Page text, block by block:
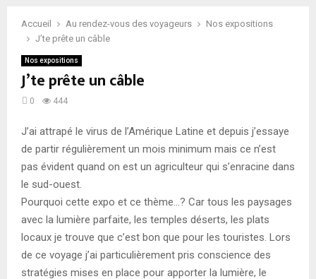
Accueil Au rendez-vous des voyageurs
Nos expositions
J’te prête un câble
Nos expositions
J’te prête un câble
0 444
J’ai attrapé le virus de l’Amérique Latine et depuis j’essaye
de partir régulièrement un mois minimum mais ce n’est
pas évident quand on est un agriculteur qui s’enracine dans
le sud-ouest.
Pourquoi cette expo et ce thème…? Car tous les paysages
avec la lumière parfaite, les temples déserts, les plats
locaux je trouve que c’est bon que pour les touristes. Lors
de ce voyage j’ai particulièrement pris conscience des
stratégies mises en place pour apporter la lumière, le